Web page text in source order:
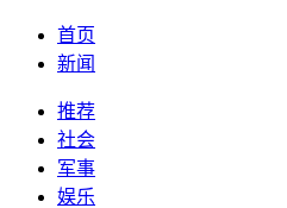
首页
新闻
推荐
社会
军事
娱乐